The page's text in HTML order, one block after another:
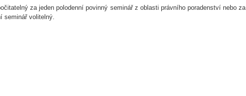
za jeden polodenní povinný seminář z oblasti právního poradenství nebo za
seminář volitelný.